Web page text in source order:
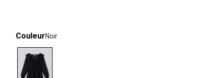
CouleurNoir